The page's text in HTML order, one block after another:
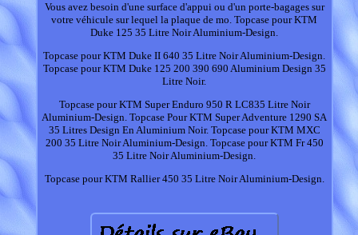
Vous avez besoin d'une surface d'appui ou d'un porte-bagages sur
votre véhicule sur lequel la plaque de mo. Topcase pour KTM
Duke 125 35 Litre Noir Aluminium-Design.
Topcase pour KTM Duke II 640 35 Litre Noir Aluminium-Design.
Topcase pour KTM Duke 125 200 390 690 Aluminium Design 35
Litre Noir.
Topcase pour KTM Super Enduro 950 R LC835 Litre Noir
Aluminium-Design. Topcase Pour KTM Super Adventure 1290 SA
35 Litres Design En Aluminium Noir. Topcase pour KTM MXC
200 35 Litre Noir Aluminium-Design. Topcase pour KTM Fr 450
35 Litre Noir Aluminium-Design.
Topcase pour KTM Rallier 450 35 Litre Noir Aluminium-Design.